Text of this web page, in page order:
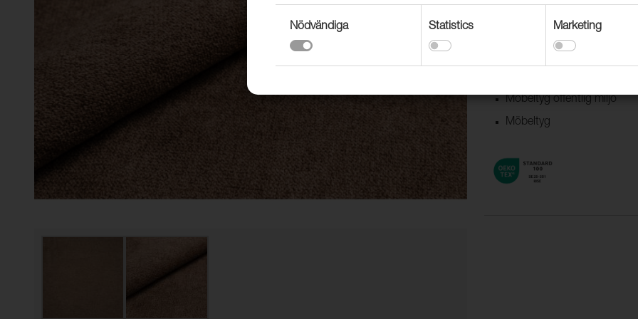
Användningsområden
Dekorationstextil
Möbeltyg offentlig miljö
Möbeltyg
Nödvändiga Statistics Marketing